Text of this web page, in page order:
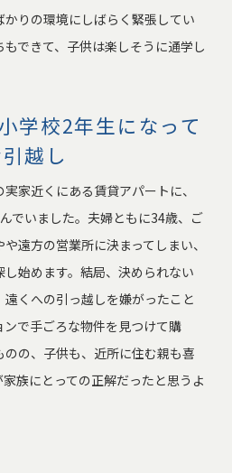
りの環境にしばらく緊張してい
できて、子供は楽しそうに通学し
学校2年生になって
越し
家近くにある賃貸アパートに、
でいました。夫婦ともに34歳、ご
遠方の営業所に決まってしまい、
始めます。結局、決められない
くへの引っ越しを嫌がったこと
で手ごろな物件を見つけて購
の、子供も、近所に住む親も喜
族にとっての正解だったと思うよ